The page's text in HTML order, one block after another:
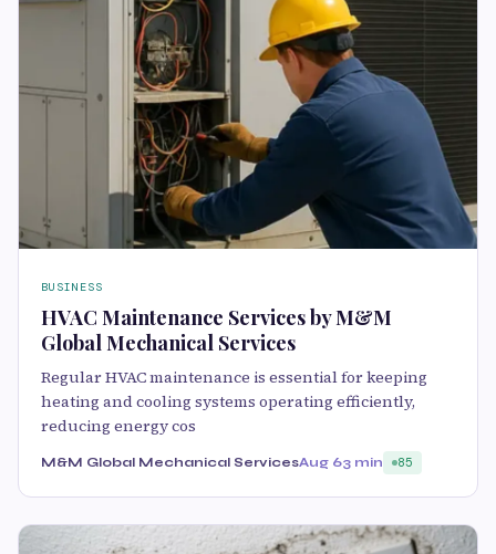
BUSINESS
HVAC Maintenance Services by M&M
Global Mechanical Services
Regular HVAC maintenance is essential for keeping
heating and cooling systems operating efficiently,
reducing energy cos
M&M Global Mechanical ServicesAug 63 min 85